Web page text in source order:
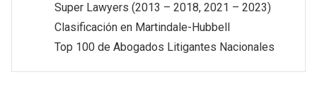
Super Lawyers (2013 – 2018, 2021 – 2023)
Clasificación en Martindale-Hubbell
Top 100 de Abogados Litigantes Nacionales